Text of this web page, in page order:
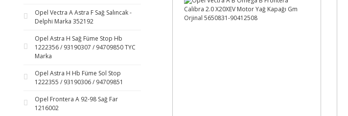
Opel Vectra A Astra F Sağ Salıncak -
Delphi Marka 352192
Opel Astra H Sağ Füme Stop Hb
1222356 / 93190307 / 94709850 TYC
Marka
Opel Astra H Hb Füme Sol Stop
1222355 / 93190306 / 94709851
Opel Frontera A 92-98 Sağ Far
1216002